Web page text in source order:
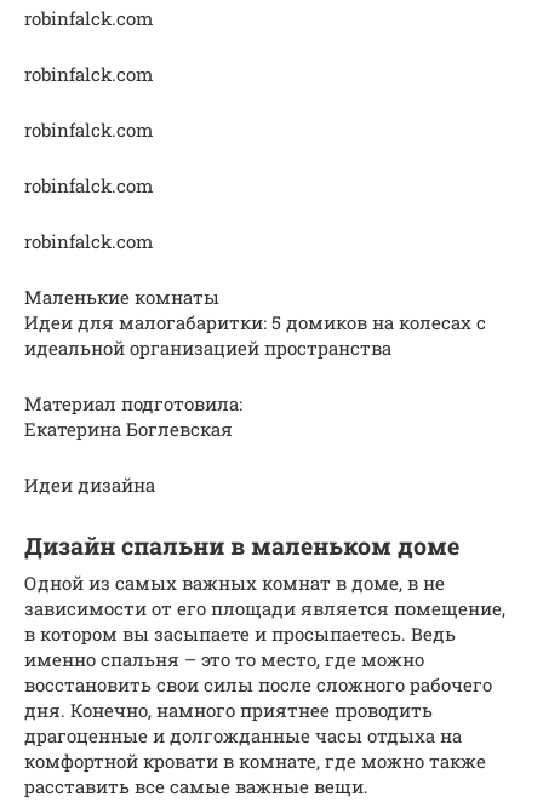
robinfalck.com
robinfalck.com
robinfalck.com
robinfalck.com
robinfalck.com
Маленькие комнаты
Идеи для малогабаритки: 5 домиков на колесах с
идеальной организацией пространства
Материал подготовила:
Екатерина Боглевская
Идеи дизайна
Дизайн спальни в маленьком доме
Одной из самых важных комнат в доме, в не
зависимости от его площади является помещение,
в котором вы засыпаете и просыпаетесь. Ведь
именно спальня – это то место, где можно
восстановить свои силы после сложного рабочего
дня. Конечно, намного приятнее проводить
драгоценные и долгожданные часы отдыха на
комфортной кровати в комнате, где можно также
расставить все самые важные вещи.